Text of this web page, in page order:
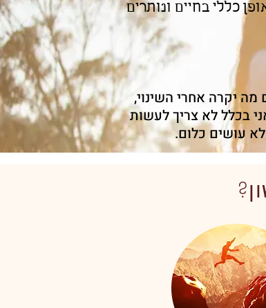
כללי בחיים ונותרים
מה יקרה אחרי השינוי,
בכלל לא צריך לעשות
עושים כלום.